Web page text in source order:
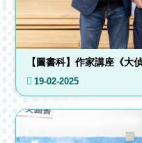
【圖書科】作家講座《大
19-02-2025